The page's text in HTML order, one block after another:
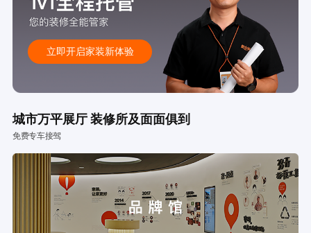
立即开启家装新体验
城市万平展厅 装修所及面面俱到
免费专车接驾